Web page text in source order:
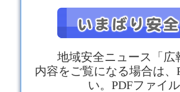
地域安全ニュース「
内容をご覧になる場合は
い。PDFファイ